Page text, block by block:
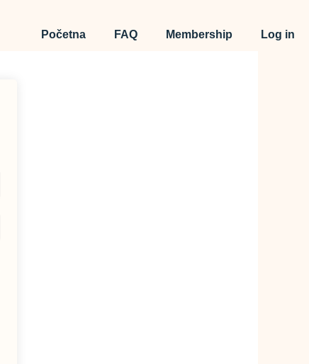
Početna FAQ Membership Log in